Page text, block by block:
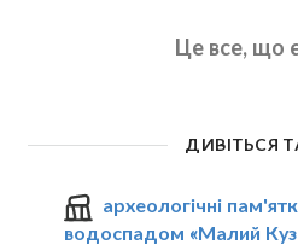
Це все, що
ДИВІТЬСЯ
археологічні
водоспадом «Малий